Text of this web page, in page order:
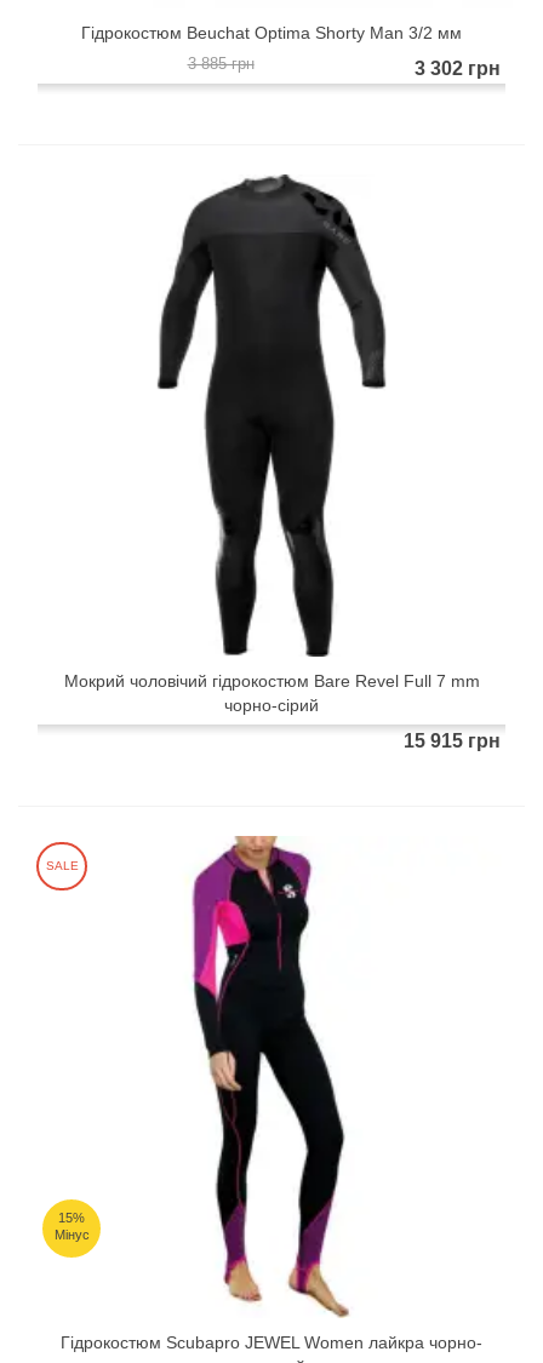
Гідрокостюм Beuchat Optima Shorty Man 3/2 мм
3 302 грн
3 885 грн
Мокрий чоловічий гідрокостюм Bare Revel Full 7 mm
чорно-сірий
15 915 грн
SALE
15%
Мінус
Гідрокостюм Scubapro JEWEL Women лайкра чорно-